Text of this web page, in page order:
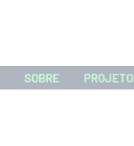
SOBRE